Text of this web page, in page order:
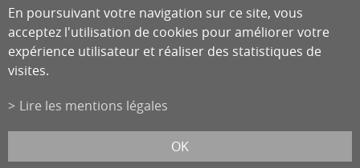
CH-1950
Sion
Tél.
info@droguiste.net
En poursuivant votre navigation sur ce site, vous
acceptez l'utilisation de cookies pour améliorer votre
expérience utilisateur et réaliser des statistiques de
visites.
Lire les mentions légales
OK